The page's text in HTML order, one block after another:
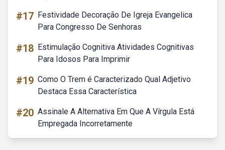
#17 Festividade Decoração De Igreja Evangelica
Para Congresso De Senhoras
#18 Estimulação Cognitiva Atividades Cognitivas
Para Idosos Para Imprimir
#19 Como O Trem é Caracterizado Qual Adjetivo
Destaca Essa Característica
#20 Assinale A Alternativa Em Que A Vírgula Está
Empregada Incorretamente